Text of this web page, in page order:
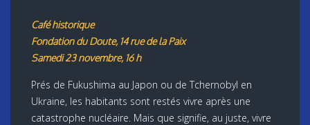
Café historique
Fondation du Doute, 14 rue de la Paix
Samedi 23 novembre, 16 h
Prés de Fukushima au Japon ou de Tchernobyl en
Ukraine, les habitants sont restés vivre après une
catastrophe nucléaire. Mais que signifie, au juste, vivre